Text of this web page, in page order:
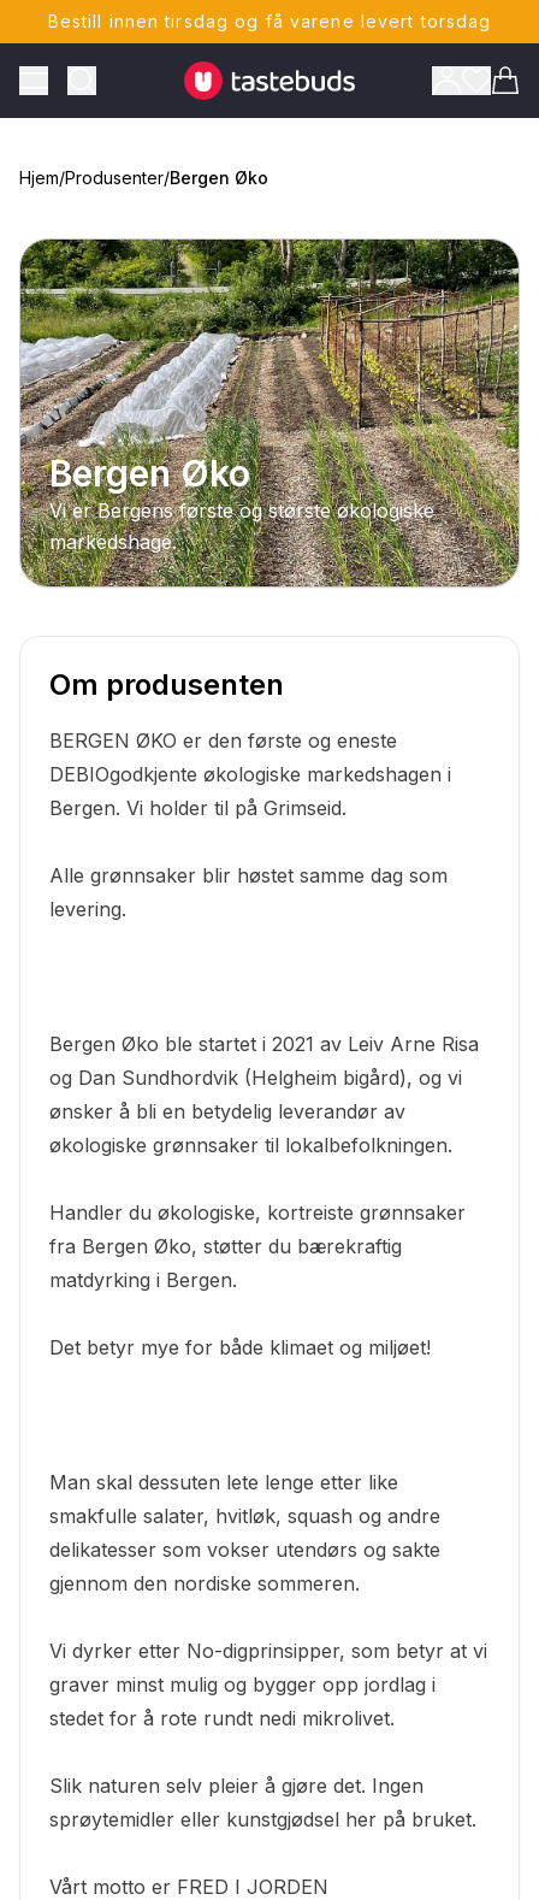
Bestill innen tirsdag og få varene levert torsdag
Toggle Menu
Tastebuds - Lokalmat rett hjem
Hjem/Produsenter/Bergen Øko
Bergen Øko
Vi er Bergens første og største økologiske
markedshage.
Om produsenten
BERGEN ØKO er den første og eneste
DEBIOgodkjente økologiske markedshagen i
Bergen. Vi holder til på Grimseid.
Alle grønnsaker blir høstet samme dag som
levering.
Bergen Øko ble startet i 2021 av Leiv Arne Risa
og Dan Sundhordvik (Helgheim bigård), og vi
ønsker å bli en betydelig leverandør av
økologiske grønnsaker til lokalbefolkningen.
Handler du økologiske, kortreiste grønnsaker
fra Bergen Øko, støtter du bærekraftig
matdyrking i Bergen.
Det betyr mye for både klimaet og miljøet!
Man skal dessuten lete lenge etter like
smakfulle salater, hvitløk, squash og andre
delikatesser som vokser utendørs og sakte
gjennom den nordiske sommeren.
Vi dyrker etter No-digprinsipper, som betyr at vi
graver minst mulig og bygger opp jordlag i
stedet for å rote rundt nedi mikrolivet.
Slik naturen selv pleier å gjøre det. Ingen
sprøytemidler eller kunstgjødsel her på bruket.
Vårt motto er FRED I JORDEN